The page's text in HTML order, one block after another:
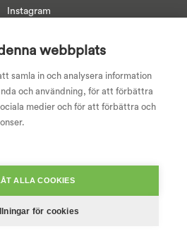
Instagram
Youtubewebbplats
samla in och analysera information
och användning, för att förbättra
medier och för att förbättra och
ALLA COOKIES
för cookies